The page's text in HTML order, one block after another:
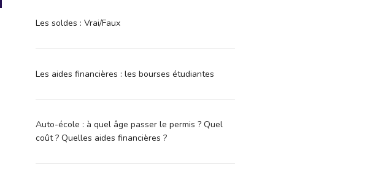
Les soldes : Vrai/Faux
Les aides financières : les bourses étudiantes
Auto-école : à quel âge passer le permis ? Quel
coût ? Quelles aides financières ?